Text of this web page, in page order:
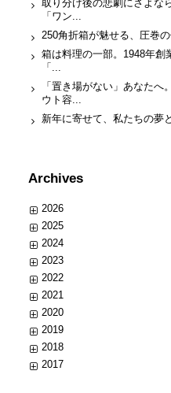
取り分け後の悲劇にさよな
「ワン...
250角折箱が魅せる、圧巻
箱は料理の一部。1948年創
「...
「置き場がない」あなた
ウト容...
新年に寄せて、私たちの夢
Archives
2026
2025
2024
2023
2022
2021
2020
2019
2018
2017